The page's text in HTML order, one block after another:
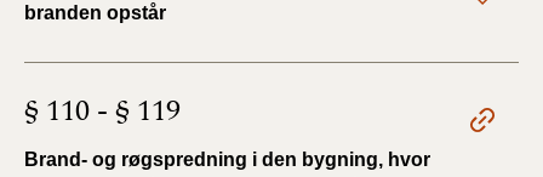
branden opstår
§ 110 - § 119
Brand- og røgspredning i den bygning, hvor